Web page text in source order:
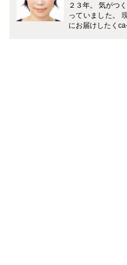
２３年。 気がつ
っていました。
にお届けしたく